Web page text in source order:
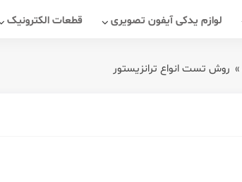
لوازم یدکی آیفون تصویری قطعات الکترونیک
» روش تست انواع ترانزیستور